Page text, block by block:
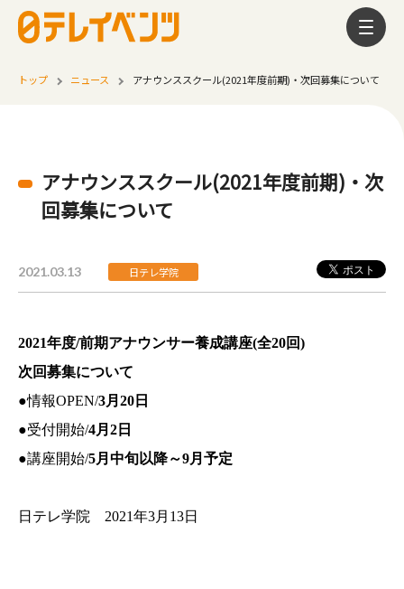
トップ ニュース アナウンススクール(2021年度前期)・次回募集について
アナウンススクール(2021年度前期)・次
回募集について
2021.03.13 日テレ学院
2021年度/前期アナウンサー養成講座(全20回)
次回募集について
●情報OPEN/3月20日
●受付開始/4月2日
●講座開始/5月中旬以降～9月予定
日テレ学院 2021年3月13日